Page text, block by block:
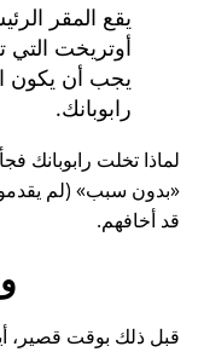
يقع المقر
أوتريخت التي
يجب أن يكون
رابوبانك.
لماذا تخلت رابوبانك فجأة عن
بدون سبب
(لم
قد أخافهم.